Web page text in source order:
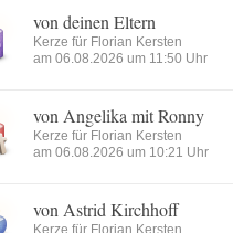
von deinen Eltern
Kerze für Florian Kersten
am 06.08.2026 um 11:50 Uhr
von Angelika mit Ronny
Kerze für Florian Kersten
am 06.08.2026 um 10:21 Uhr
von Astrid Kirchhoff
Kerze für Florian Kersten